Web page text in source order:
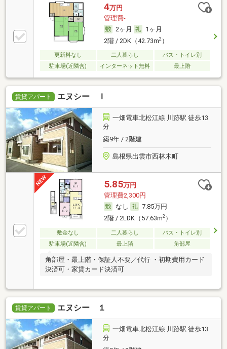
4万円
管理費-
2ヶ月
1ヶ月
2階 / 2DK（42.73m2）
更新料なし 二人暮らし
バス・トイレ別
駐車場(近隣含)
インターネット無料 最上階
賃貸アパート エヌシー Ｉ
一畑電車北松江線 川跡駅 徒歩13
分
築9年 / 2階建
島根県出雲市西林木町
5.85万円
管理費2,300円
なし
7.85万円
2階 / 2LDK（57.63m2）
敷金なし 二人暮らし
バス・トイレ別
駐車場(近隣含)
最上階 角部屋
角部屋・最上階・保証人不要／代行 ・初期費用カード
決済可・家賃カード決済可
賃貸アパート エヌシー １
一畑電車北松江線 川跡駅 徒歩13
分